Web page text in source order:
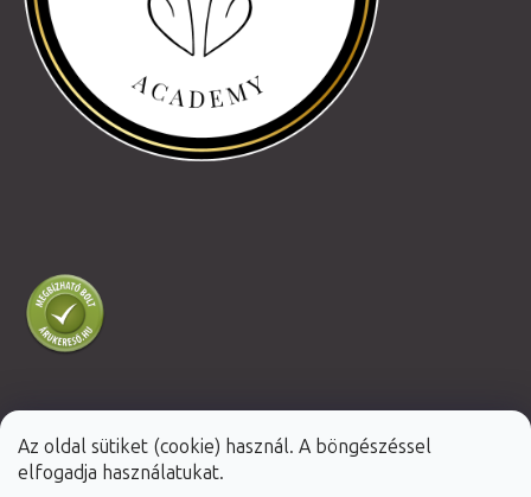
Az oldal sütiket (cookie) használ. A böngészéssel
elfogadja használatukat.
Shoptet Premium készítette